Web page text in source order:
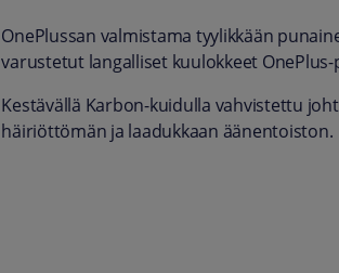
OnePlussan valmistama tyylikkään
varustetut langalliset kuulokkeet
Kestävällä Karbon-kuidulla vahvistettu
häiriöttömän ja laadukkaan äänentoiston.